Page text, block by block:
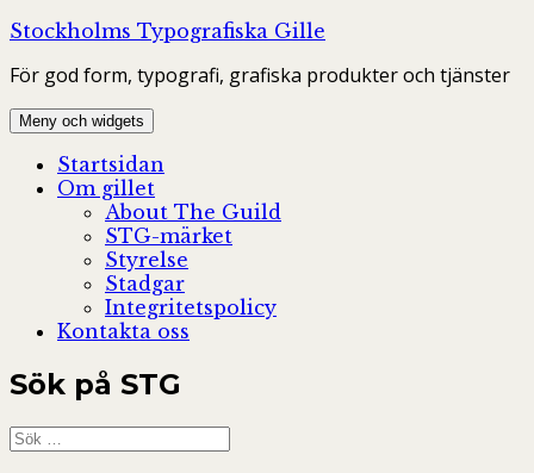
Hoppa
innehåll
Stockholms Typografiska Gille
För god form, typografi, grafiska produkter och tjänster
Meny och widgets
Startsidan
Om gillet
About The Guild
STG-märket
Styrelse
Stadgar
Integritetspolicy
Kontakta oss
Sök på STG
Sök
efter: